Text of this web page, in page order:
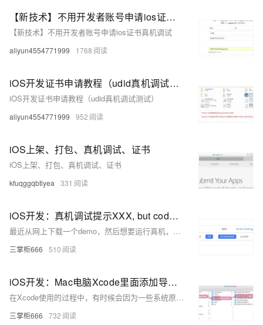
【新技术】不用开发者账号申请ios证书真机调试
【新技术】不用开发者账号申请ios证书真机调试
aliyun4554771999 1768
iOS开发证书申请教程（udid真机调试测试）
iOS开发证书申请教程（udid真机调试测试）
aliyun4554771999 952
iOS上架、打包、真机调试、证书
iOS上架、打包、真机调试、证书
kfuqggqbtiyea 331
iOS开发：真机调试提示XXX, but code signing identity Apple Development问题
最近从网上下载一个demo，然后想要运行真机，运行不成功，提示提示XXX is automatically signed, but code signing identity Apple Development的问题，然后通过排查报错原因找到了报错原因，那么本篇博文就来分享一下具体的解决原因。
三掌柜666 510
iOS开发：Mac电脑Xcode里面添加导入真机调试包的步骤
在Xcode使用的过程中，有时候会因为一些系统原因或者是不想频繁升级电脑上的xcode版本而需要进行导入操作，尤其是苹果每次发布新系统之后，最让人头大的就是更新xcode来适用苹果最新的包内容，不然就会影响开发时候的测试以及上线。但是像博主这样比较懒的狗程序来说，真的不想每次苹果发布更新iOS系统之后就立马升级更新xcode，那么就用到了在现有版本的xcode里面导入最新的iOS系统真机调试包就可以了。
三掌柜666 732